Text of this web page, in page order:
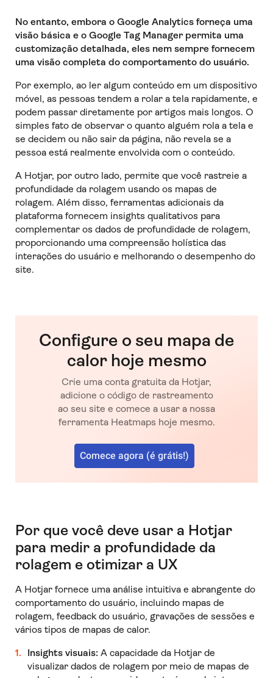
No entanto, embora o Google Analytics forneça uma
visão básica e o Google Tag Manager permita uma
customização detalhada, eles nem sempre fornecem
uma visão completa do comportamento do usuário.
Por exemplo, ao ler algum conteúdo em um dispositivo
móvel, as pessoas tendem a rolar a tela rapidamente, e
podem passar diretamente por artigos mais longos. O
simples fato de observar o quanto alguém rola a tela e
se decidem ou não sair da página, não revela se a
pessoa está realmente envolvida com o conteúdo.
A Hotjar, por outro lado, permite que você rastreie a
profundidade da rolagem usando os mapas de
rolagem. Além disso, ferramentas adicionais da
plataforma fornecem insights qualitativos para
complementar os dados de profundidade de rolagem,
proporcionando uma compreensão holística das
interações do usuário e melhorando o desempenho do
site.
Configure o seu mapa de
calor hoje mesmo
Crie uma conta gratuita da Hotjar,
adicione o código de rastreamento
ao seu site e comece a usar a nossa
ferramenta Heatmaps hoje mesmo.
Comece agora (é grátis!)
Por que você deve usar a Hotjar
para medir a profundidade da
rolagem e otimizar a UX
A Hotjar fornece uma análise intuitiva e abrangente do
comportamento do usuário, incluindo mapas de
rolagem, feedback do usuário, gravações de sessões e
vários tipos de mapas de calor.
Insights visuais: A capacidade da Hotjar de
visualizar dados de rolagem por meio de mapas de